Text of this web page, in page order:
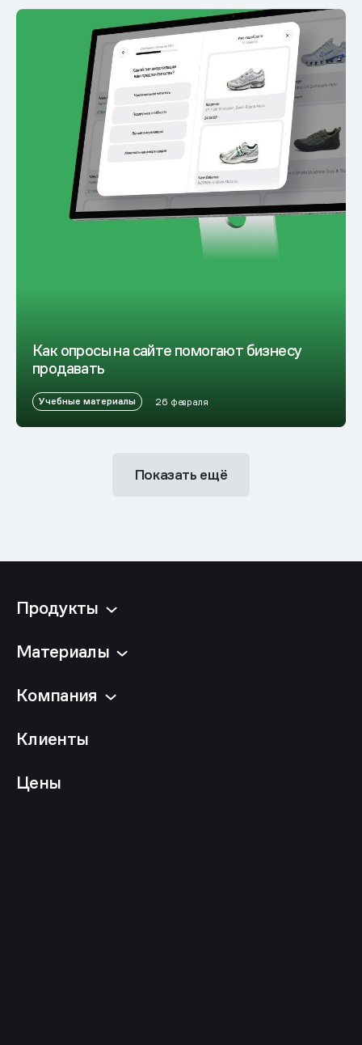
Как опросы на сайте помогают бизнесу
продавать
Учебные материалы 26 февраля
Показать ещё
Продукты
Материалы
Компания
Клиенты
Цены